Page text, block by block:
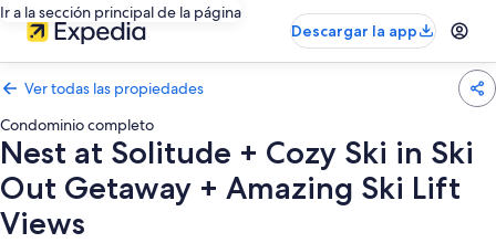
Ir a la sección principal de la página
Descargar la app
Ver todas las propiedades
Condominio completo
Nest at Solitude + Cozy Ski in Ski
Out Getaway + Amazing Ski Lift
Views